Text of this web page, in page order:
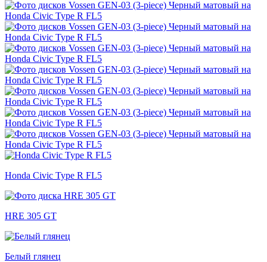
Honda Civic Type R FL5
HRE 305 GT
Белый глянец